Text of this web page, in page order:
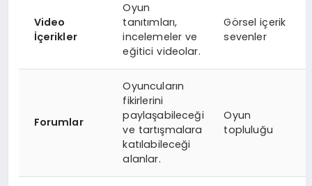
Video
İçerikler
Oyun
tanıtımları,
incelemeler ve
eğitici videolar.
Görsel içerik
sevenler
Forumlar
Oyuncuların
fikirlerini
paylaşabileceği
ve tartışmalara
katılabileceği
alanlar.
Oyun
topluluğu